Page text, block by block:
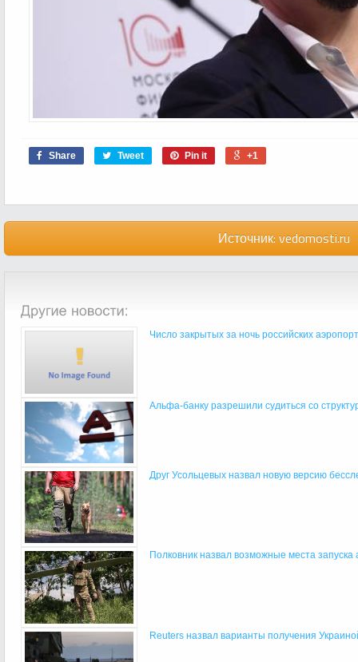
Share Tweet Pin it +1
Источник: vedomosti.ru
Число закрытых за ночь российских
Альфа-банку разрешили судиться со
Друг Усольцевых назвал новую версию
Полковник назвал возможные места запуска
Reuters назвал варианты получения